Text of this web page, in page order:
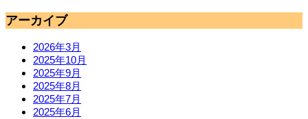
アーカイブ
2026年3月
2025年10月
2025年9月
2025年8月
2025年7月
2025年6月